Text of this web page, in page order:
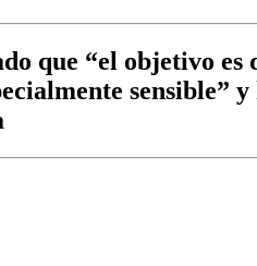
que “el objetivo